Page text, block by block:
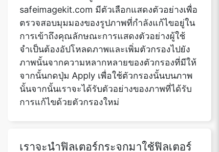
safeimagekit.com มีตัวเลือกแสดงตัวอย่างเพื่อ
ตรวจสอบมุมมองของรูปภาพที่กำลังแก้ไขอยู่ใน
การเข้าถึงคุณลักษณะการแสดงตัวอย่างผู้ใช้
จำเป็นต้องอัปโหลดภาพและเพิ่มตัวกรองไปยัง
ภาพนั้นจากความหลากหลายของตัวกรองที่มีให้
จากนั้นกดปุ่ม Apply เพื่อใช้ตัวกรองนั้นบนภาพ
นั้นจากนั้นเราจะได้รับตัวอย่างของภาพที่ได้รับ
การแก้ไขด้วยตัวกรองใหม่
เราจะนำฟิลเตอร์กระจกมาใช้ฟิลเตอร์